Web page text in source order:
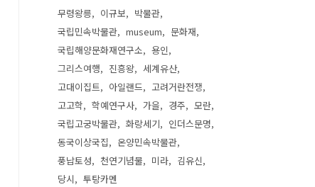
무령왕릉 이규보
박물관
국립민속박물관
museum
문화재
국립해양문화재연구소
용인
그리스여행
진흥왕
세계유산
고대이집트
아일랜드
고려거란전쟁
고고학
학예연구사 가을 경주
모란
국립고궁박물관
화랑세기
인더스문명
동국이상국집
온양민속박물관
풍납토성
천연기념물 미라
김유신
당시
투탕카멘